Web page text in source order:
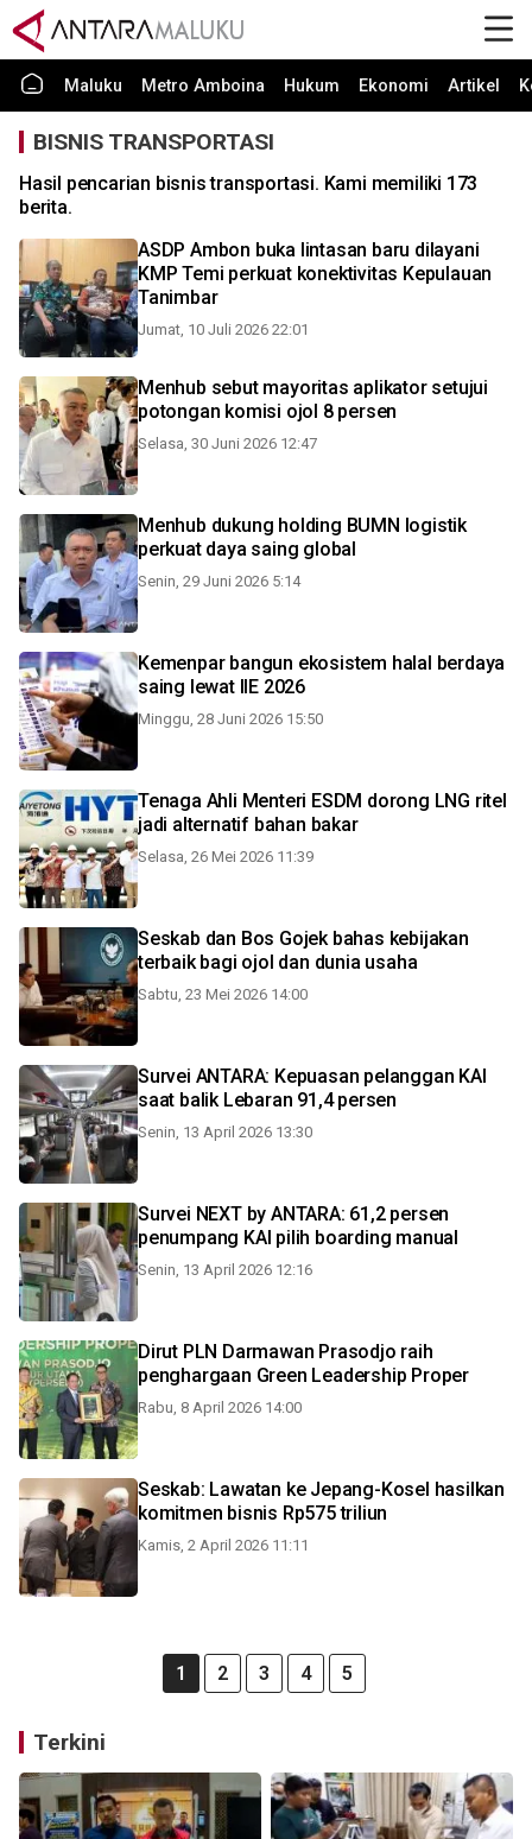
Maluku Metro Amboina Hukum Ekonomi Artikel
BISNIS TRANSPORTASI
Hasil pencarian bisnis transportasi. Kami memiliki 173
berita.
ASDP Ambon buka lintasan baru dilayani
KMP Temi perkuat konektivitas Kepulauan
Tanimbar
Jumat, 10 Juli 2026 22:01
Menhub sebut mayoritas aplikator setujui
potongan komisi ojol 8 persen
Selasa, 30 Juni 2026 12:47
Menhub dukung holding BUMN logistik
perkuat daya saing global
Senin, 29 Juni 2026 5:14
Kemenpar bangun ekosistem halal berdaya
saing lewat IIE 2026
Minggu, 28 Juni 2026 15:50
Tenaga Ahli Menteri ESDM dorong LNG ritel
jadi alternatif bahan bakar
Selasa, 26 Mei 2026 11:39
Seskab dan Bos Gojek bahas kebijakan
terbaik bagi ojol dan dunia usaha
Sabtu, 23 Mei 2026 14:00
Survei ANTARA: Kepuasan pelanggan KAI
saat balik Lebaran 91,4 persen
Senin, 13 April 2026 13:30
Survei NEXT by ANTARA: 61,2 persen
penumpang KAI pilih boarding manual
Senin, 13 April 2026 12:16
Dirut PLN Darmawan Prasodjo raih
penghargaan Green Leadership Proper
Rabu, 8 April 2026 14:00
Seskab: Lawatan ke Jepang-Kosel hasilkan
komitmen bisnis Rp575 triliun
Kamis, 2 April 2026 11:11
1 2 3 4 5
Terkini